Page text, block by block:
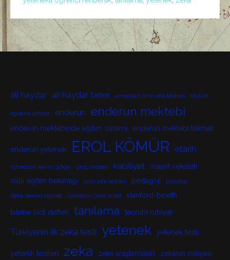
ali haydar ali haydar taner amerikan ordu alfa testleri Atatürk
eguene pittard enderun enderun mektebi
enderun mektebinde eğitim sistemi enderun mektebi talimatı
enderun yetenek EROL KÖMÜR etarih
fahreddin kerim gökay grup testleri kabiliyet
maarif vekaleti
milli eğitim bakanlığı
ordu alfa testleri pedagoji psikoloji
Refia Şemin Uğurel Sadrettin Celal Antel stanford-bineth
talebe sicil defteri tanılama tecrübi ruhiyat
Türkiyenin ilk zeka testi yetenek yetenek testi
yeterlik testleri zeka zeka araştırmaları zekanın mikyası